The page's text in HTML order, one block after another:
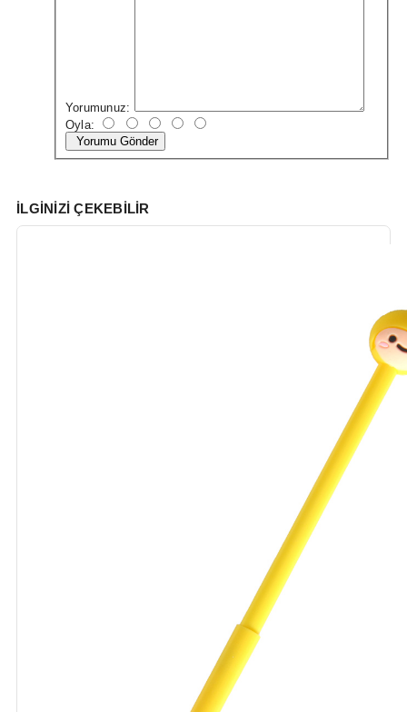
Yorumunuz:
Oyla:
Yorumu Gönder
İLGINIZI ÇEKEBILIR